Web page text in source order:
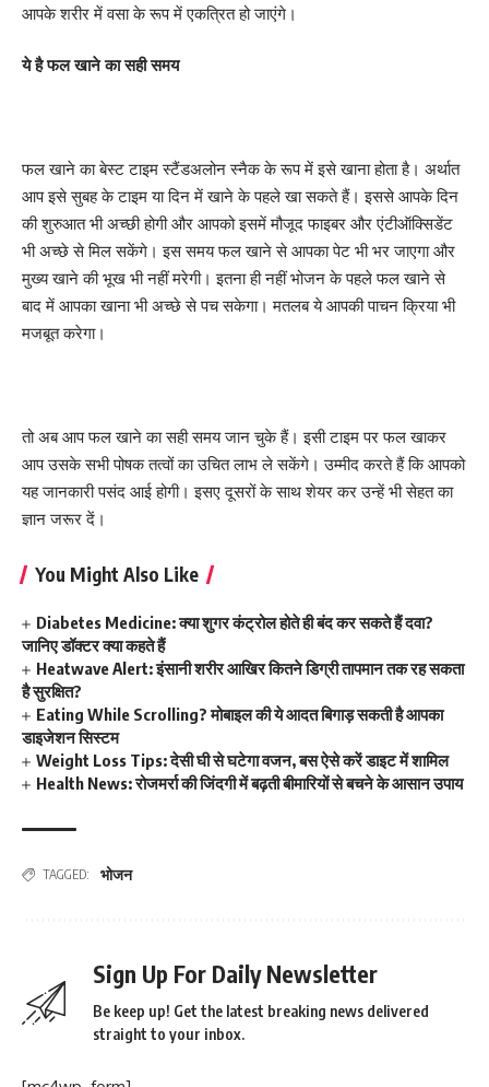
आपके शरीर में वसा के रूप में एकत्रित हो जाएंगे।
ये है फल खाने का सही समय
फल खाने का बेस्ट टाइम स्टैंडअलोन स्नैक के रूप में इसे खाना होता है। अर्थात
आप इसे सुबह के टाइम या दिन में खाने के पहले खा सकते हैं। इससे आपके दिन
की शुरुआत भी अच्छी होगी और आपको इसमें मौजूद फाइबर और एंटीऑक्सिडेंट
भी अच्छे से मिल सकेंगे। इस समय फल खाने से आपका पेट भी भर जाएगा और
मुख्य खाने की भूख भी नहीं मरेगी। इतना ही नहीं भोजन के पहले फल खाने से
बाद में आपका खाना भी अच्छे से पच सकेगा। मतलब ये आपकी पाचन क्रिया भी
मजबूत करेगा।
तो अब आप फल खाने का सही समय जान चुके हैं। इसी टाइम पर फल खाकर
आप उसके सभी पोषक तत्वों का उचित लाभ ले सकेंगे। उम्मीद करते हैं कि आपको
यह जानकारी पसंद आई होगी। इसए दूसरों के साथ शेयर कर उन्हें भी सेहत का
ज्ञान जरूर दें।
You Might Also Like
Diabetes Medicine: क्या शुगर कंट्रोल होते ही बंद कर सकते हैं दवा?
जानिए डॉक्टर क्या कहते हैं
Heatwave Alert: इंसानी शरीर आखिर कितने डिग्री तापमान तक रह सकता
है सुरक्षित?
Eating While Scrolling? मोबाइल की ये आदत बिगाड़ सकती है आपका
डाइजेशन सिस्टम
Weight Loss Tips: देसी घी से घटेगा वजन, बस ऐसे करें डाइट में शामिल
Health News: रोजमर्रा की जिंदगी में बढ़ती बीमारियों से बचने के आसान उपाय
TAGGED: भोजन
Sign Up For Daily Newsletter
Be keep up! Get the latest breaking news delivered
straight to your inbox.